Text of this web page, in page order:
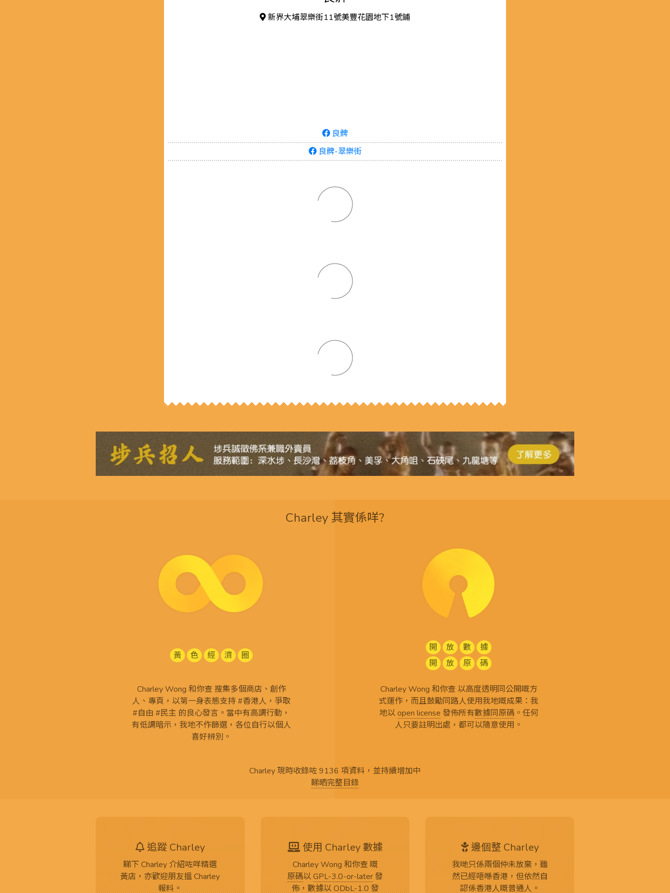
新界大埔翠樂街11號美豐花園地下1號鋪
良髀
良髀-翠樂街
Charley 其實係咩?
黃 色 經 濟 圈
Charley Wong 和你查 搜集多個商店、創作
人、專頁，以第一身表態支持 #香港人，爭取
#自由 #民主 的良心發言。當中有高調行動，
有低調暗示，我地不作篩選，各位自行以個人
喜好辨別。
開 放 數
據
開
放 原 碼
Charley Wong 和你查 以高度透明同公開嘅方
式運作，而且鼓勵同路人使用我地嘅成果：我
地以open license 發佈所有數據同原碼。任何
人只要註明出處，都可以隨意使用。
Charley 現時收錄咗 9136 項資料，並持續增加中
睇晒完整目錄
追蹤 Charley
睇下 Charley 介紹咗咩精選
黃店，亦歡迎朋友搵 Charley
報料。
使用 Charley 數據
Charley Wong 和你查 嘅
原碼以GPL-3.0-or-later發
佈，數據以ODbL-1.0發
邊個整 Charley
我哋只係兩個仲未放棄，雖
然已經唔喺香港，但依然自
認係香港人嘅普通人。